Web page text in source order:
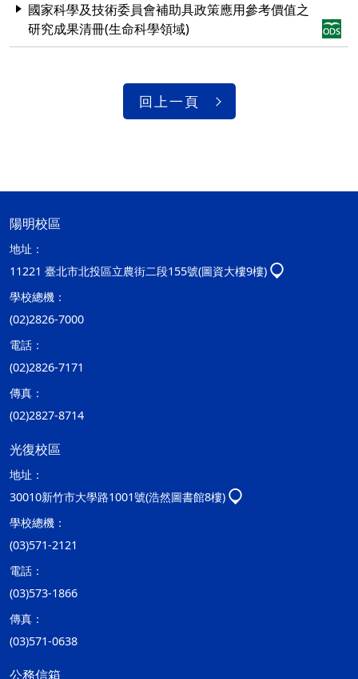
國家科學及技術委員會補助具政策應用參考價值之
研究成果清冊(生命科學領域)
回上一頁
陽明校區
地址：
11221 臺北市北投區立農街二段155號(圖資大樓9樓)
學校總機：
(02)2826-7000
電話：
(02)2826-7171
傳真：
(02)2827-8714
光復校區
地址：
30010新竹市大學路1001號(浩然圖書館8樓)
學校總機：
(03)571-2121
電話：
(03)573-1866
傳真：
(03)571-0638
公務信箱